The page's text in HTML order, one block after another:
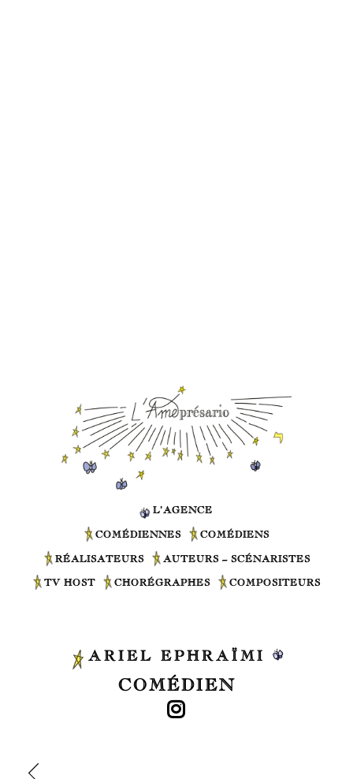
L’AGENCE
COMÉDIENNES COMÉDIENS
RÉALISATEURS AUTEURS – SCÉNARISTES
TV HOST CHORÉGRAPHES COMPOSITEURS
ARIEL EPHRAÏMI
COMÉDIEN